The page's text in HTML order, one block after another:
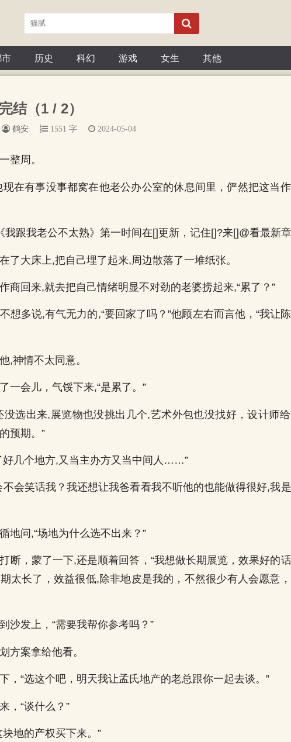
市 历史 科幻 游戏 女生 其他
结（1 / 2）
鹤安 1551 字 2024-05-04
整周。
在有事没事都窝在他老公办公室的休息间里，俨然把这当
我跟我老公不太熟》第一时间在[]更新，记住[]?来[]@看最新
了大床上,把自己埋了起来,周边散落了一堆纸张。
商回来,就去把自己情绪明显不对劲的老婆捞起来,“累了？”
想多说,有气无力的,“要回家了吗？”他顾左右而言他，“我让
,神情不太同意。
一会儿，气馁下来,“是累了。”
没选出来,展览物也没挑出几个,艺术外包也没找好，设计师
预期。”
好几个地方,又当主办方又当中间人……”
不会笑话我？我还想让我爸看看我不听他的也能做得很好,我
地问,“场地为什么选不出来？”
断，蒙了一下,还是顺着回答，“我想做长期展览，效果好的
太长了，效益很低,除非地皮是我的，不然很少有人会愿意
沙发上，“需要我帮你参考吗？”
方案拿给他看。
，“选这个吧，明天我让孟氏地产的老总跟你一起去谈。”
，“谈什么？”
块地的产权买下来。”